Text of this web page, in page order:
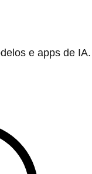
e apps de IA.